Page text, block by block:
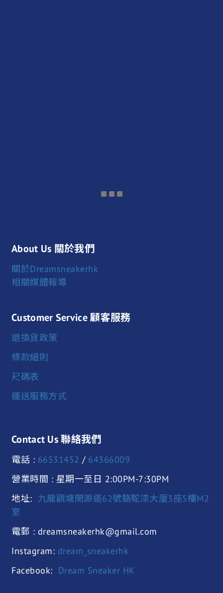
About Us 關於我們
關於Dreamsneakerhk
相關媒體報導
Customer Service 顧客服務
退換貨政策
條款細則
尺碼表
運送服務方式
Contact Us 聯絡我們
電話 : 66531452 / 64366009
營業時間 : 星期一至日 2:00PM-7:30PM
地址:
九龍觀塘開源道62號駱駝漆大廈3座5樓M2
室
電郵 : dreamsneakerhk@gmail.com
Instagram: dream_sneakerhk
Facebook: Dream Sneaker HK